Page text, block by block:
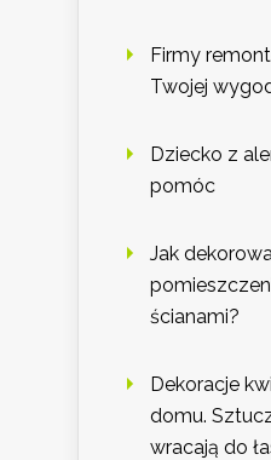
Firmy
Twojej
Dziecko z
pomóc
Jak
ścianami?
Dekoracje
domu.
wracają do